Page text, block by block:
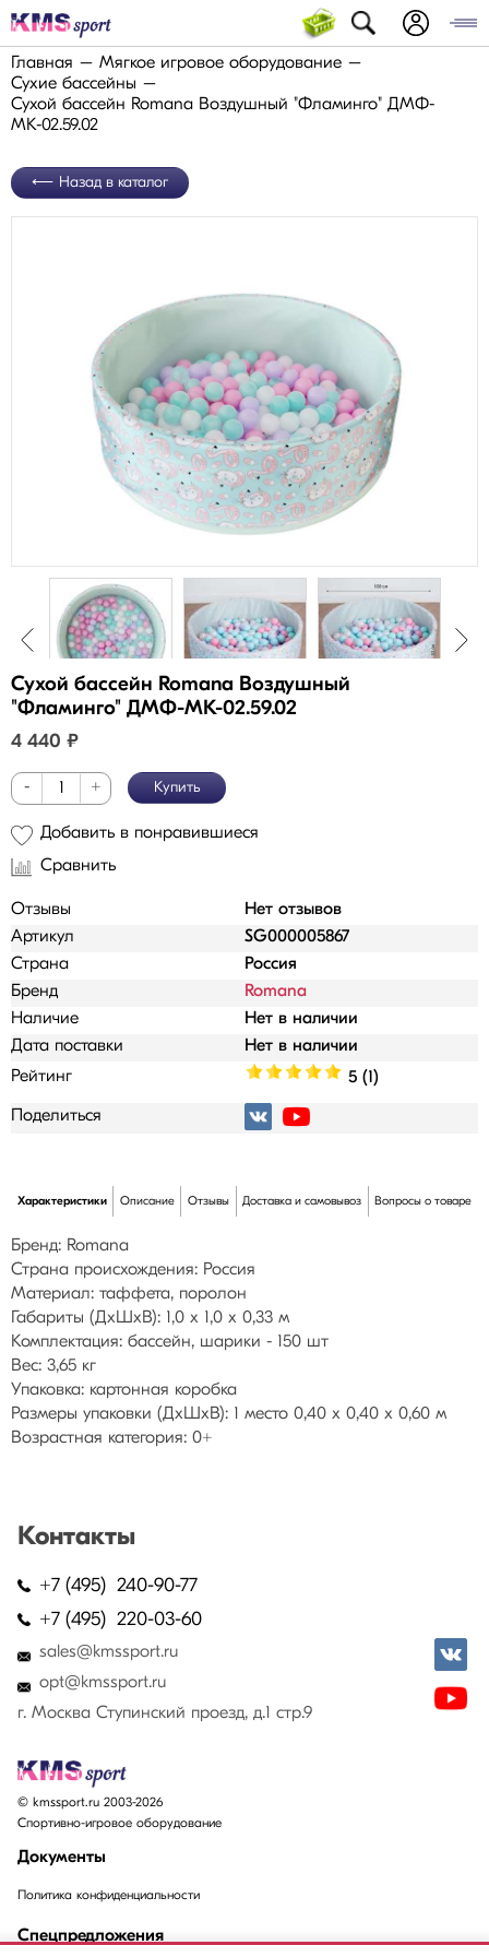
Главная
Мягкое игровое оборудование
Сухие бассейны
Сухой бассейн Romana Воздушный "Фламинго" ДМФ-
МК-02.59.02
Назад в каталог
Сухой бассейн Romana Воздушный
"Фламинго" ДМФ-МК-02.59.02
4 440 ₽
- + Купить
Добавить в понравившиеся
Сравнить
Отзывы
Нет отзывов
Артикул
SG000005867
Страна
Россия
Бренд
Romana
Наличие
Нет в наличии
Дата поставки
Нет в наличии
Рейтинг
5 (1)
Поделиться
Характеристики Описание Отзывы Доставка и самовывоз Вопросы о товаре
Бренд: Romana
Страна происхождения: Россия
Материал: таффета, поролон
Габариты (ДхШхВ): 1,0 х 1,0 х 0,33 м
Комплектация: бассейн, шарики - 150 шт
Вес: 3,65 кг
Упаковка: картонная коробка
Размеры упаковки (ДхШхВ): 1 место 0,40 х 0,40 х 0,60 м
Возрастная категория: 0+
Контакты
+7 (495) 240-90-77
+7 (495) 220-03-60
sales@kmssport.ru
opt@kmssport.ru
г. Москва Ступинский проезд, д.1 стр.9
© kmssport.ru 2003-2026
Спортивно-игровое оборудование
Документы
Политика конфиденциальности
Спецпредложения